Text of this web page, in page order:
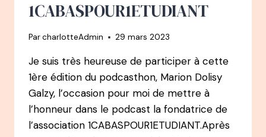
FONDATRICE
1CABASPOUR1ETUDIANT
ParcharlotteAdmin 29 mars 2023
Je suis très heureuse de participer à cette
1ère édition du podcasthon, Marion Dolisy
Galzy, l’occasion pour moi de mettre à
l’honneur dans le podcast la fondatrice de
l’association 1CABASPOUR1ETUDIANT.Après